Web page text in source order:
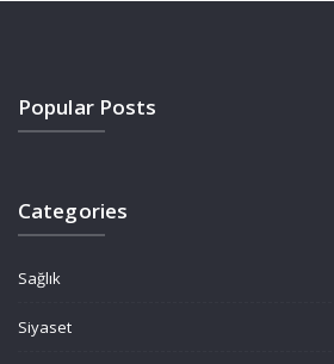
Popular Posts
Categories
Sağlık
Siyaset